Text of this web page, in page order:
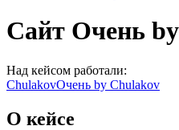
Сайт Очень
Над кейсом работали:
ChulakovОчень by Chulakov
О кейсе